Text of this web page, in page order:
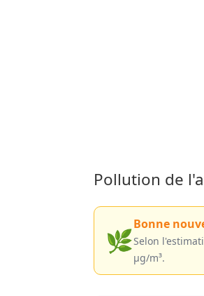
Pollution de
🌿
Bonne
Selon
µg/m³.